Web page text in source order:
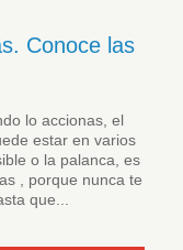
Conoce las
lo accionas, el
estar en varios
o la palanca, es
, porque nunca te
que...